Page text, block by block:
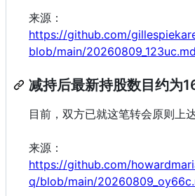
来源：
https://github.com/
blob/main/20260809_123uc.md
减持后最新持股数目约为
目前，双方已就这笔转会原则上
来源：
https://github.com/
q/blob/main/